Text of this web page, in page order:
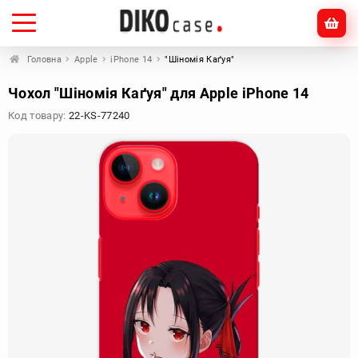
Головна Apple iPhone 14 "Шіномія Каґуя"
Чохол "Шіномія Каґуя" для Apple iPhone 14
Код товару: 22-KS-77240